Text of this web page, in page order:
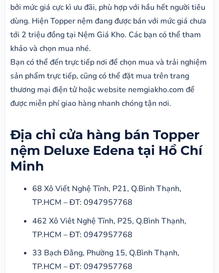
bởi mức giá cực kì ưu đãi, phù hợp với hầu hết người tiêu
dùng. Hiện Topper nệm đang được bán với mức giá chưa
tới 2 triệu đồng tại Nệm Giá Kho. Các bạn có thể tham
khảo và chọn mua nhé.
Bạn có thể đến trực tiếp nơi để chọn mua và trải nghiệm
sản phẩm trực tiếp, cũng có thể đặt mua trên trang
thương mại điện tử hoặc website nemgiakho.com để
được miễn phí giao hàng nhanh chóng tận nơi.
Địa chỉ cửa hàng bán Topper
nệm Deluxe Edena tại Hồ Chí
Minh
68 Xô Viết Nghệ Tĩnh, P21, Q.Bình Thạnh,
TP.HCM – ĐT: 0947957768
462 Xô Viêt Nghệ Tĩnh, P25, Q.Bình Thạnh,
TP.HCM – ĐT: 0947957768
33 Bạch Đằng, Phường 15, Q.Bình Thạnh,
TP.HCM – ĐT: 0947957768